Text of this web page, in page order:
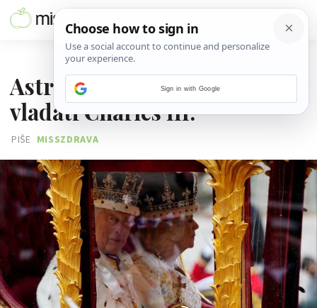
Astrologinja otkriva kako će
vladati Charles III.
PIŠE MISSZDRAVA
Sign in with Google